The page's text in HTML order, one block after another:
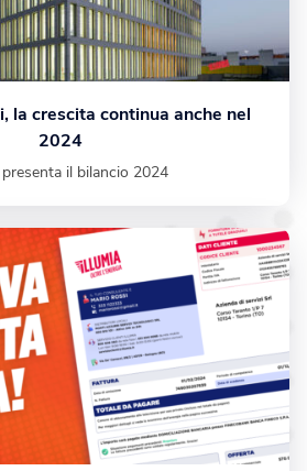
la crescita continua anche nel
2024
il bilancio 2024